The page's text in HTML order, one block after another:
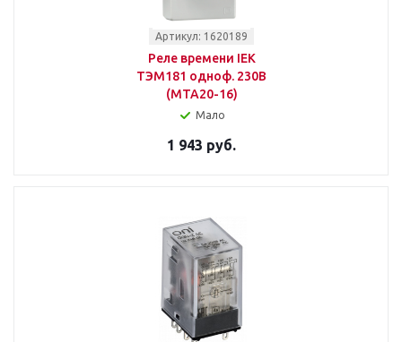
Артикул: 1620189
Реле времени IEK
ТЭМ181 одноф. 230В
(MTA20-16)
Мало
1 943 руб.